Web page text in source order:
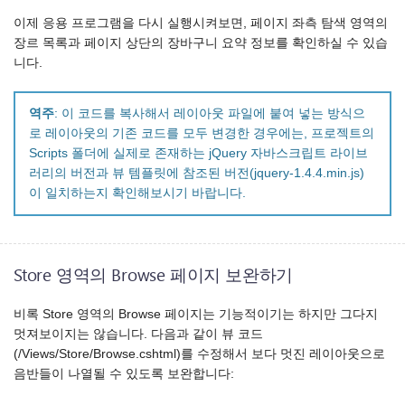
이제 응용 프로그램을 다시 실행시켜보면, 페이지 좌측 탐색 영역의
장르 목록과 페이지 상단의 장바구니 요약 정보를 확인하실 수 있습
니다.
역주: 이 코드를 복사해서 레이아웃 파일에 붙여 넣는 방식으
로 레이아웃의 기존 코드를 모두 변경한 경우에는, 프로젝트의
Scripts 폴더에 실제로 존재하는 jQuery 자바스크립트 라이브
러리의 버전과 뷰 템플릿에 참조된 버전(jquery-1.4.4.min.js)
이 일치하는지 확인해보시기 바랍니다.
Store 영역의 Browse 페이지 보완하기
비록 Store 영역의 Browse 페이지는 기능적이기는 하지만 그다지
멋져보이지는 않습니다. 다음과 같이 뷰 코드
(/Views/Store/Browse.cshtml)를 수정해서 보다 멋진 레이아웃으로
음반들이 나열될 수 있도록 보완합니다: